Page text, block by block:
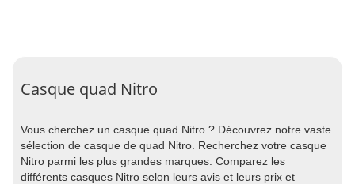
Casque quad Nitro
Vous cherchez un casque quad Nitro ? Découvrez notre vaste
sélection de casque de quad Nitro. Recherchez votre casque
Nitro parmi les plus grandes marques. Comparez les
différents casques Nitro selon leurs avis et leurs prix et